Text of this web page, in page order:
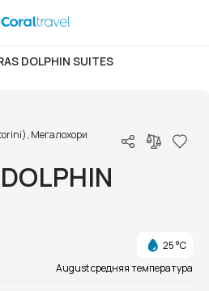
DOLPHIN SUITES
Мегалохори
25 °C
August средняя температура